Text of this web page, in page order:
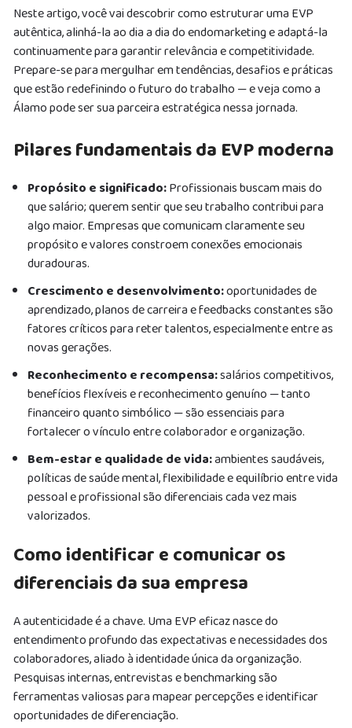
Neste artigo, você vai descobrir como estruturar uma EVP
autêntica, alinhá-la ao dia a dia do endomarketing e adaptá-la
continuamente para garantir relevância e competitividade.
Prepare-se para mergulhar em tendências, desafios e práticas
que estão redefinindo o futuro do trabalho — e veja como a
Álamo pode ser sua parceira estratégica nessa jornada.
Pilares fundamentais da EVP moderna
Propósito e significado:Profissionais buscam mais do
que salário; querem sentir que seu trabalho contribui para
algo maior. Empresas que comunicam claramente seu
propósito e valores constroem conexões emocionais
duradouras.
Crescimento e desenvolvimento:oportunidades de
aprendizado, planos de carreira e feedbacks constantes são
fatores críticos para reter talentos, especialmente entre as
novas gerações.
Reconhecimento e recompensa:salários competitivos,
benefícios flexíveis e reconhecimento genuíno — tanto
financeiro quanto simbólico — são essenciais para
fortalecer o vínculo entre colaborador e organização.
Bem-estar e qualidade de vida:ambientes saudáveis,
políticas de saúde mental, flexibilidade e equilíbrio entre vida
pessoal e profissional são diferenciais cada vez mais
valorizados.
Como identificar e comunicar os
diferenciais da sua empresa
A autenticidade é a chave. Uma EVP eficaz nasce do
entendimento profundo das expectativas e necessidades dos
colaboradores, aliado à identidade única da organização.
Pesquisas internas, entrevistas e benchmarking são
ferramentas valiosas para mapear percepções e identificar
oportunidades de diferenciação.